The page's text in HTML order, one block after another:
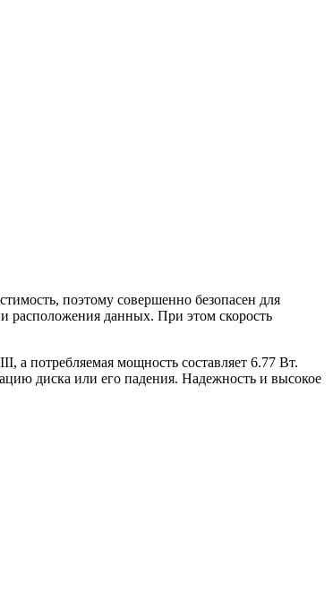
поэтому совершенно безопасен для
расположения данных. При этом скорость
потребляемая мощность составляет 6.77 Вт.
диска или его падения. Надежность и высокое